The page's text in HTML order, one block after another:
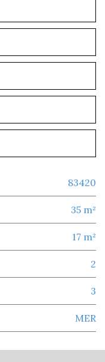
83420
35 m²
17 m²
2
3
MER